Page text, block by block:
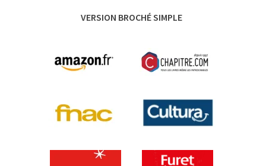
VERSION BROCHÉ SIMPLE